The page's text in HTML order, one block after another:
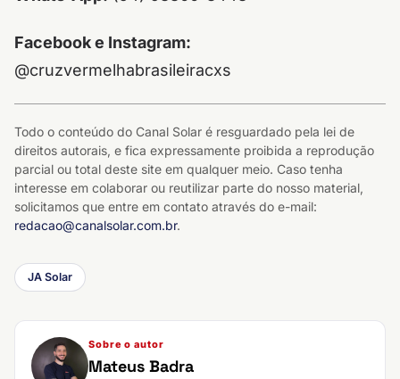
Facebook e Instagram:
@cruzvermelhabrasileiracxs
Todo o conteúdo do Canal Solar é resguardado pela lei de
direitos autorais, e fica expressamente proibida a reprodução
parcial ou total deste site em qualquer meio. Caso tenha
interesse em colaborar ou reutilizar parte do nosso material,
solicitamos que entre em contato através do e-mail:
redacao@canalsolar.com.br.
JA Solar
Sobre o autor
Mateus Badra